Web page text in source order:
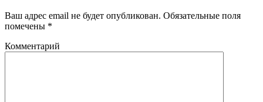
Ваш адрес email не будет опубликован. Обязательные поля
помечены *
Комментарий